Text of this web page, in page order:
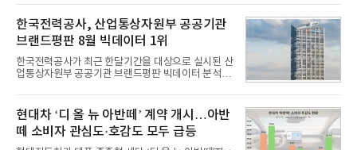
다.심사를
일 한국기업평판연구소(소장 구창환)는 국내 교육서
비스 상장기업 브랜드를 대상으로 지난 7월 7일부터
8월 7일까지 수집된 소비자 빅데이터 10,074,233건
을 분석한 결과, 메가스터디교육이 브랜드평판지수
1,710,926을 기록하며 8월 1위에 올랐다고 밝혔다.
분석에 활용된 빅데이터는 지난 7월(9,491,206건) 대
비 6.14% 증가한 수치로, 교육서비스 상장기업 브랜
디교육, 대교, 디지
한국전력공사, 산업통상자원부 공공기관
브랜드평판 8월 빅데이터 1위
한국전력공사가 최근 한달기간을 대상으로 실시된 산
업통상자원부 공공기관 브랜드평판 빅데이터 분석에
이 순으로 뒤를 이었다.7일 한국기업평판연구소(소장
구창환)는 산업통상자원부 공공기관 41개 브랜드를
대상으로 지난 7월 7일부터 8월 7일까지 수집된 소비
자 빅데이터 91,102,549건을 분석한 결과, 한국전력
공사가 브랜드평판지수 10,670,633을 기록하며 8월
현대차 ‘디 올 뉴 아반떼’ 계약 개시…아반
떼 소비자 관심도·호감도 모두 급등